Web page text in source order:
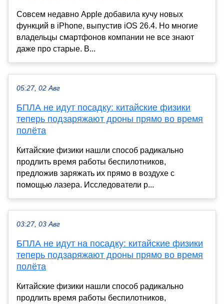
Совсем недавно Apple добавила кучу новых
функций в iPhone, выпустив iOS 26.4. Но многие
владельцы смартфонов компании не все знают
даже про старые. В...
05:27, 02 Авг
БПЛА не идут посадку: китайские физики
теперь подзаряжают дроны прямо во время
полёта
Китайские физики нашли способ радикально
продлить время работы беспилотников,
предложив заряжать их прямо в воздухе с
помощью лазера. Исследователи р...
03:27, 03 Авг
БПЛА не идут на посадку: китайские физики
теперь подзаряжают дроны прямо во время
полёта
Китайские физики нашли способ радикально
продлить время работы беспилотников,